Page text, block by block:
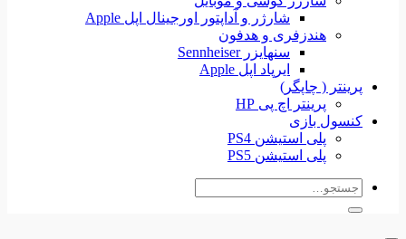
شارژر و آداپتور اورجینال اپل Apple
هندزفری و هدفون
سنهایزر Sennheiser
ایرپاد اپل Apple
پرینتر ( چاپگر)
پرینتر اچ پی HP
کنسول بازی
پلی استیشن PS4
پلی استیشن PS5
جستجو